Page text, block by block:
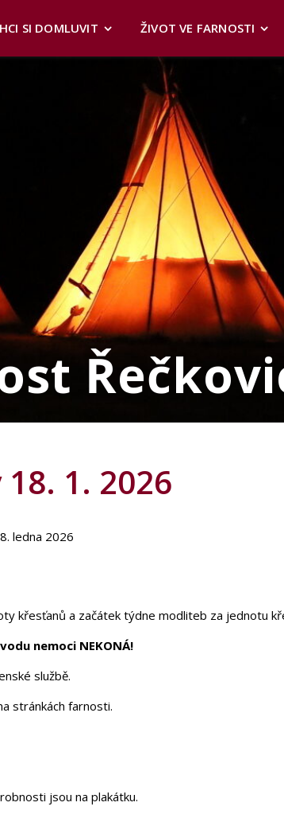
SI DOMLUVIT ŽIVOT VE FARNOSTI
1. 2026
ledna 2026
křesťanů a začátek týdne modliteb za jednotu
nemoci NEKONÁ!
službě.
stránkách farnosti.
jsou na plakátku.